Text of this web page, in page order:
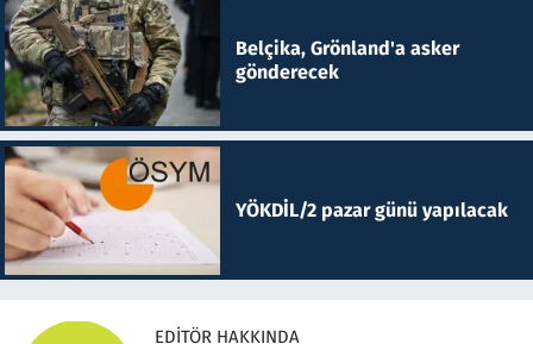
Belçika, Grönland'a asker
gönderecek
YÖKDİL/2 pazar günü yapılacak
EDITÖR HAKKINDA